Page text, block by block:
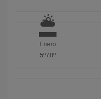
Enero
5º/ 0º